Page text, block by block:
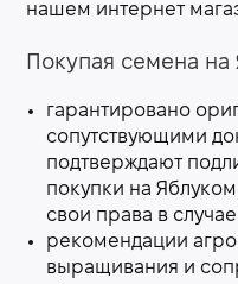
нашем интернет
Покупая семена
гарантировано
сопутствующими
подтверждают
покупки на
свои права в
рекомендации
выращивания и